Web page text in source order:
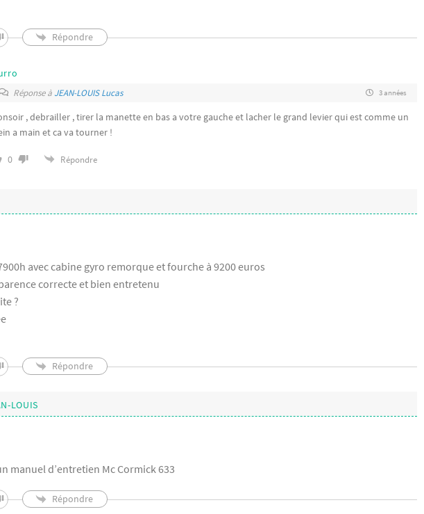
Répondre
Réponse à JEAN-LOUIS Lucas 3 années
, debrailler , tirer la manette en bas a votre gauche et lacher le grand levier qui est comme un
a main et ca va tourner !
0 Répondre
avec cabine gyro remorque et fourche à 9200 euros
correcte et bien entretenu
?
Répondre
LOUIS
manuel d’entretien Mc Cormick 633
Répondre